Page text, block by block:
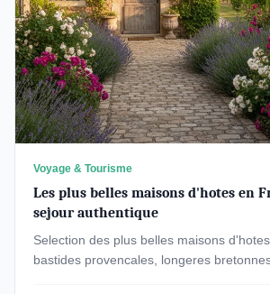
Voyage & Tourisme
Les plus belles maisons d'hotes en
sejour authentique
Selection des plus belles maisons
bastides provencales, longeres